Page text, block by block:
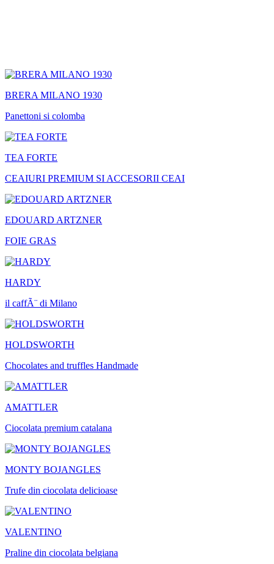
BRERA MILANO 1930
Panettoni si colomba
TEA FORTE
CEAIURI PREMIUM SI ACCESORII CEAI
EDOUARD ARTZNER
FOIE GRAS
HARDY
il caffÃ¨ di Milano
HOLDSWORTH
Chocolates and truffles Handmade
AMATTLER
Ciocolata premium catalana
MONTY BOJANGLES
Trufe din ciocolata delicioase
VALENTINO
Praline din ciocolata belgiana